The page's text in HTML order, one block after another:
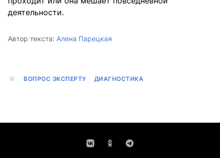
деятельности.
Автор текста: Алена Парецкая
ВОПРОС ЭКСПЕРТУ ДИАГНОСТИКА